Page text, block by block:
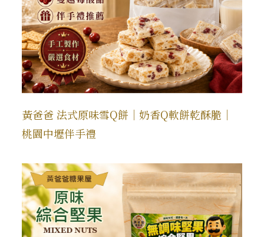
黃爸爸 法式原味雪Q餅｜奶香Q軟餅乾酥脆｜
桃園中壢伴手禮